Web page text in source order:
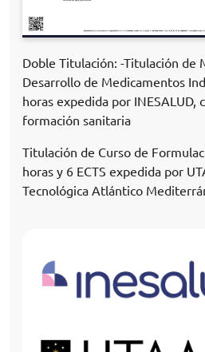
Doble Titulación: -Titulación de
Desarrollo de Medicamentos
horas expedida por INESALUD,
formación sanitaria
Titulación de Curso de
horas y 6 ECTS expedida por
Tecnológica Atlántico